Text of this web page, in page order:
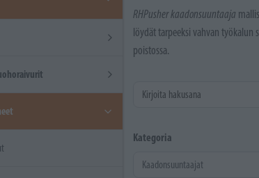
RHPusher kaadonsuuntaaja
löydät tarpeeksi vahvan työkalun
poistossa.
Kirjoita hakusana
Kategoria